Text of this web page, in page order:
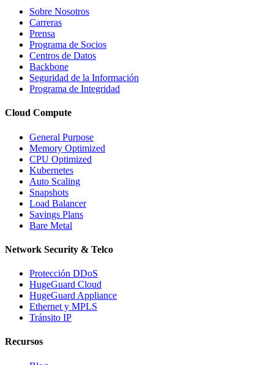
Sobre Nosotros
Carreras
Prensa
Programa de Socios
Centros de Datos
Backbone
Seguridad de la Información
Programa de Integridad
Cloud Compute
General Purpose
Memory Optimized
CPU Optimized
Kubernetes
Auto Scaling
Snapshots
Load Balancer
Savings Plans
Bare Metal
Network Security & Telco
Protección DDoS
HugeGuard Cloud
HugeGuard Appliance
Ethernet y MPLS
Tránsito IP
Recursos